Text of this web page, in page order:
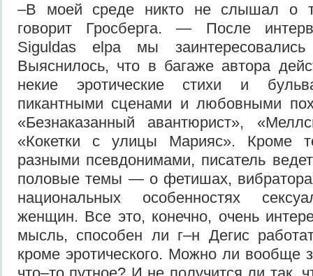
–В моей среде никто не слышал о
говорит Гросберга. — После
Siguldas elpa мы заинтересовались
Выяснилось, что в багаже автора
некие эротические стихи и
пикантными сценами и любовными
«Безнаказанный авантюрист»,
«Кокетки с улицы Марияс». Кроме
разными псевдонимами, писатель
половые темы — о фетишах,
национальных особенностях
женщин. Все это, конечно, очень
мысль, способен ли г–н Дегис
кроме эротического. Можно ли вообще